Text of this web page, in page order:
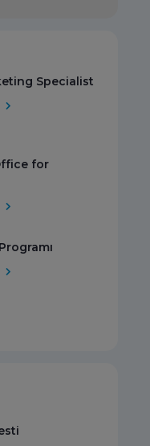
Specialist
for